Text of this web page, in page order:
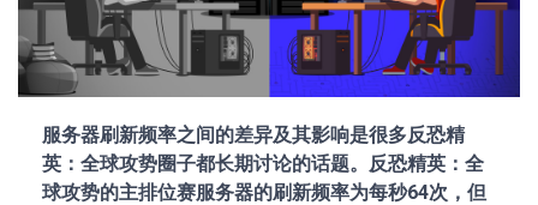
服务器刷新频率之间的差异及其影响是很多反恐精
英：全球攻势圈子都长期讨论的话题。反恐精英：全
球攻势的主排位赛服务器的刷新频率为每秒64次，但